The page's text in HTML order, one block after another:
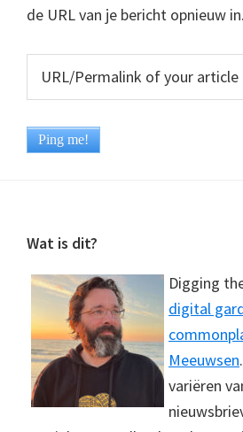
de URL van je bericht opnieuw
Footer
Wat is dit?
Digging
digital
Meeuwsen
variëren